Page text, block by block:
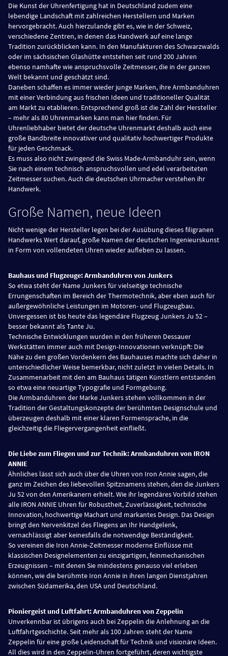
Die Kunst der Uhrenfertigung hat in Deutschland zudem eine
lebendige Landschaft mit zahlreichen Herstellern und Marken
hervorgebracht. Auch hierzulande gibt es, wie in der Schweiz,
verschiedene Zentren, in denen das Handwerk auf eine lange
Tradition zurückblicken kann. In den Manufakturen des Schwarzwalds
oder im sächsischen Glashütte entstehen seit rund 200 Jahren
ebenso namhafte wie anspruchsvolle Zeitmesser, die in der ganzen
Welt bekannt und geschätzt sind.
Daneben schaffen es immer wieder junge Marken, ihre Armbanduhren
mit einer Verbindung aus frischen Ideen und traditioneller Qualität
am Markt zu etablieren. Entsprechend groß ist die Zahl der Hersteller
– mehr als 80 Uhrenmarken kann man hier finden. Für
Uhrenliebhaber bietet der deutsche Uhrenmarkt deshalb auch eine
große Bandbreite innovativer und qualitativ hochwertiger Produkte
für jeden Geschmack.
Es muss also nicht zwingend die Swiss Made-Armbanduhr sein, wenn
Sie nach einem technisch anspruchsvollen und edel verarbeiteten
Zeitmesser suchen. Auch die deutschen Uhrmacher verstehen ihr
Handwerk.
Große Namen, neue Ideen
Nicht wenige der Hersteller legen bei der Ausübung dieses filigranen
Handwerks Wert darauf, große Namen der deutschen Ingenieurskunst
in Form von vollendeten Uhren wieder aufleben zu lassen.
Bauhaus und Flugzeuge: Armbanduhren von Junkers
So etwa steht der Name Junkers für vielseitige technische
Errungenschaften im Bereich der Thermotechnik, aber eben auch für
außergewöhnliche Leistungen im Motoren- und Flugzeugbau.
Unvergessen ist bis heute das legendäre Flugzeug Junkers Ju 52 –
besser bekannt als Tante Ju.
Technische Entwicklungen wurden in den früheren Dessauer
Werkstätten immer auch mit Design-Innovationen verknüpft: Die
Nähe zu den großen Vordenkern des Bauhauses machte sich daher in
unterschiedlicher Weise bemerkbar, nicht zuletzt in vielen Details. In
Zusammenarbeit mit den am Bauhaus tätigen Künstlern entstanden
so etwa eine neuartige Typografie und Formgebung.
Die Armbanduhren der Marke Junkers stehen vollkommen in der
Tradition der Gestaltungskonzepte der berühmten Designschule und
überzeugen deshalb mit einer klaren Formensprache, in die
gleichzeitig die Fliegervergangenheit einfließt.
Die Liebe zum Fliegen und zur Technik: Armbanduhren von IRON
ANNIE
Ähnliches lässt sich auch über die Uhren von Iron Annie sagen, die
ganz im Zeichen des liebevollen Spitznamens stehen, den die Junkers
Ju 52 von den Amerikanern erhielt. Wie ihr legendäres Vorbild stehen
alle IRON ANNIE Uhren für Robustheit, Zuverlässigkeit, technische
Innovation, hochwertige Machart und markantes Design. Das Design
bringt den Nervenkitzel des Fliegens an Ihr Handgelenk,
vernachlässigt aber keinesfalls die notwendige Beständigkeit.
So vereinen die Iron Annie-Zeitmesser moderne Einflüsse mit
klassischen Designelementen zu einzigartigen, feinmechanischen
Erzeugnissen – mit denen Sie mindestens genauso viel erleben
können, wie die berühmte Iron Annie in ihren langen Dienstjahren
zwischen Südamerika, den USA und Deutschland.
Pioniergeist und Luftfahrt: Armbanduhren von Zeppelin
Unverkennbar ist übrigens auch bei Zeppelin die Anlehnung an die
Luftfahrtgeschichte. Seit mehr als 100 Jahren steht der Name
Zeppelin für eine große Leidenschaft für Technik und visionäre Ideen.
All dies wird in den Zeppelin-Uhren fortgeführt, deren wichtigste